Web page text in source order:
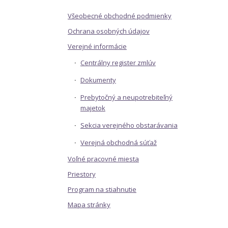
Všeobecné obchodné podmienky
Ochrana osobných údajov
Verejné informácie
Centrálny register zmlúv
Dokumenty
Prebytočný a neupotrebiteľný
majetok
Sekcia verejného obstarávania
Verejná obchodná súťaž
Voľné pracovné miesta
Priestory
Program na stiahnutie
Mapa stránky